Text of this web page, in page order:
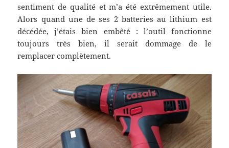
sentiment de qualité et m’a été extrêmement utile.
Alors quand une de ses 2 batteries au lithium est
décédée, j’étais bien embêté : l’outil fonctionne
toujours très bien, il serait dommage de le
remplacer complètement.